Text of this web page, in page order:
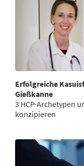
Erfolgreiche
Gießkanne
3 HCP-Archetypen
konzipieren